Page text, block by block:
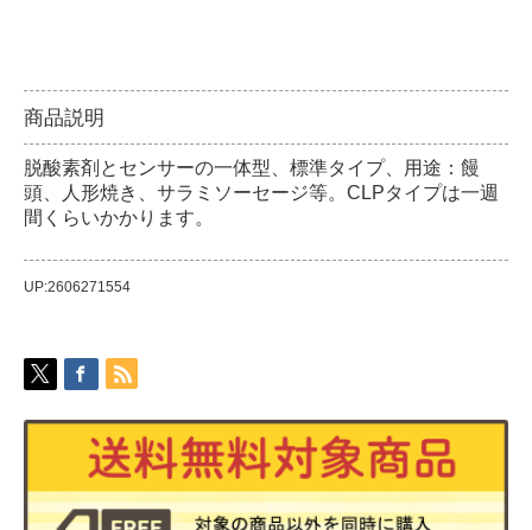
商品説明
脱酸素剤とセンサーの一体型、標準タイプ、用途：饅
頭、人形焼き、サラミソーセージ等。CLPタイプは一週
間くらいかかります。
UP:2606271554